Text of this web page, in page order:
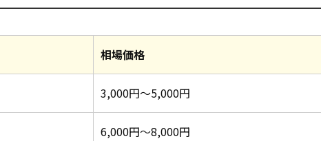
相場価格
3,000円～5,000円
6,000円～8,000円